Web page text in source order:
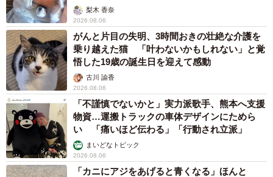
梨木 香奈
2026.08.06
がんと片目の失明、3時間おきの壮絶な介護を
乗り越えた猫 「叶わないかもしれない」と覚
悟した19歳の誕生日を迎えて感動
古川 諭香
2026.08.06
「不謹慎でないかと」実力派歌手、熊本へ支援
物資…運搬トラックの車体デザインにためら
い 「痛いほど伝わる」「行動され立派」
まいどなトピック
2026.08.06
「カニにアジをあげると青くなる」ほんと